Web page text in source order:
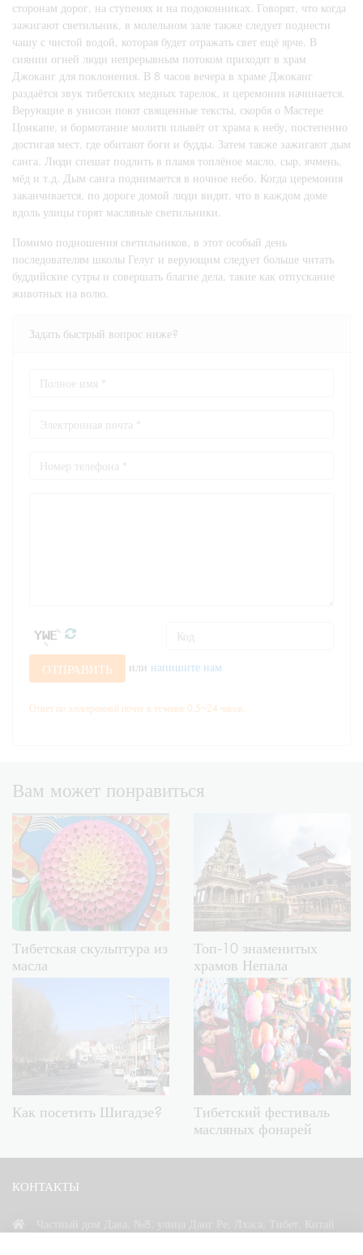
сторонам дорог, на ступенях и на подоконниках. Говорят, что когда
зажигают светильник, в молельном зале также следует поднести
чашу с чистой водой, которая будет отражать свет ещё ярче. В
сиянии огней люди непрерывным потоком приходят в храм
Джоканг для поклонения. В 8 часов вечера в храме Джоканг
раздаётся звук тибетских медных тарелок, и церемония начинается.
Верующие в унисон поют священные тексты, скорбя о Мастере
Цонкапе, и бормотание молитв плывёт от храма к небу, постепенно
достигая мест, где обитают боги и будды. Затем также зажигают дым
санга. Люди спешат подлить в пламя топлёное масло, сыр, ячмень,
мёд и т.д. Дым санга поднимается в ночное небо. Когда церемония
заканчивается, по дороге домой люди видят, что в каждом доме
вдоль улицы горят масляные светильники.
Помимо подношения светильников, в этот особый день
последователям школы Гелуг и верующим следует больше читать
буддийские сутры и совершать благие дела, такие как отпускание
животных на волю.
Задать быстрый вопрос ниже?
ОТПРАВИТЬ или напишите нам
Ответ по электронной почте в течение 0.5~24 часов.
Вам может понравиться
Тибетская скульптура из
масла
Топ-10 знаменитых
храмов Непала
Как посетить Шигадзе?
Тибетский фестиваль
масляных фонарей
КОНТАКТЫ